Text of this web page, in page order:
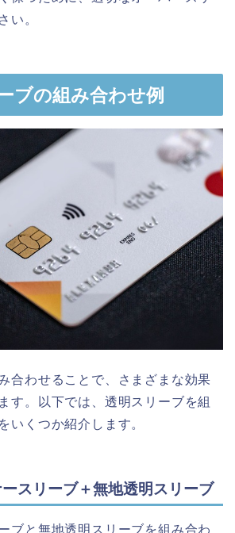
い。
ブの組み合わせ例
合わせることで、さまざまな効果
す。以下では、透明スリーブを組
いくつか紹介します。
スリーブ＋無地透明スリーブ
ブと無地透明スリーブを組み合わ